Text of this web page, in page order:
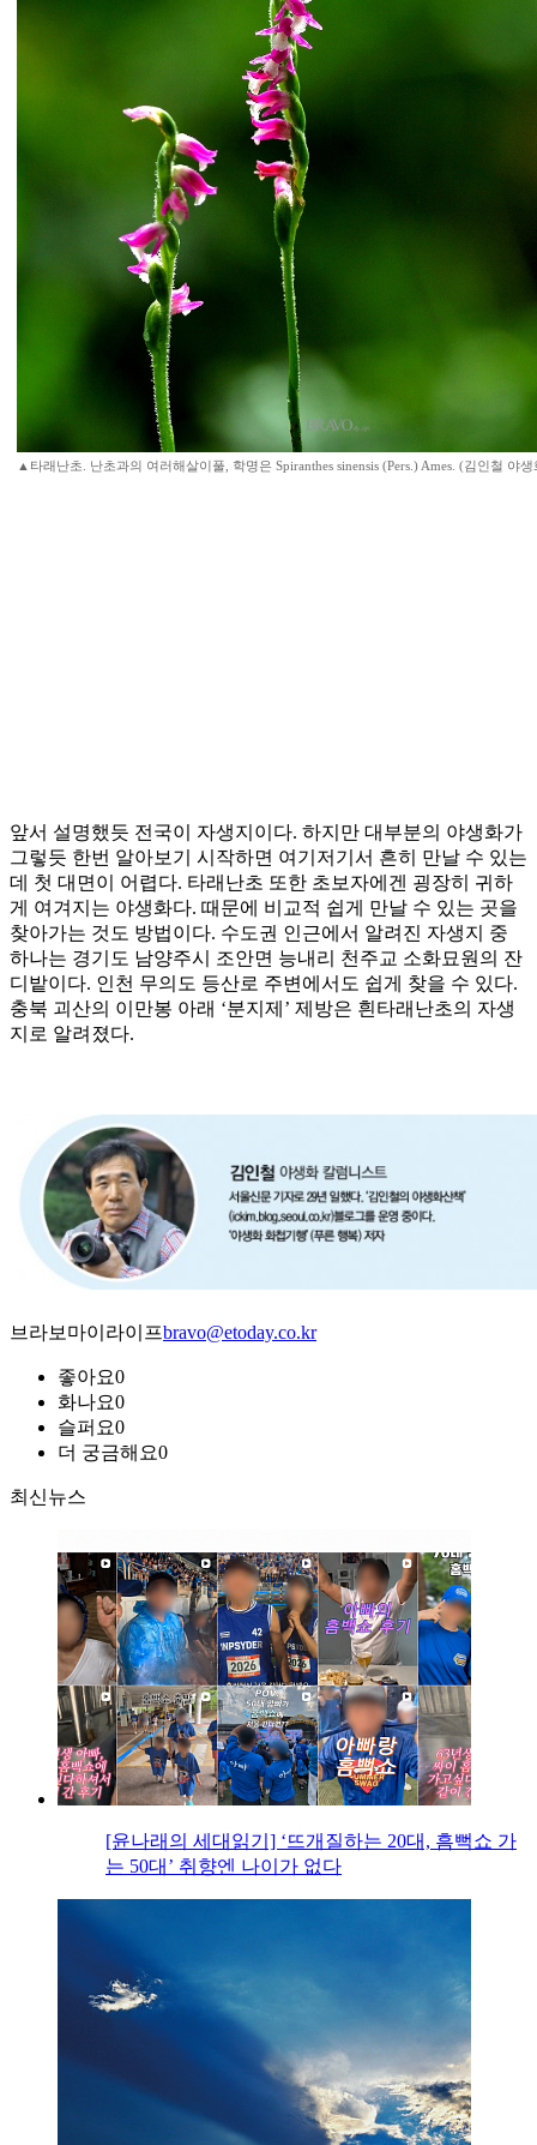
▲타래난초. 난초과의 여러해살이풀, 학명은 Spiranthes sinensis (Pers.) Ames. (김인철 야
앞서 설명했듯 전국이 자생지이다. 하지만 대부분의 야생화가
그렇듯 한번 알아보기 시작하면 여기저기서 흔히 만날 수 있는
데 첫 대면이 어렵다. 타래난초 또한 초보자에겐 굉장히 귀하
게 여겨지는 야생화다. 때문에 비교적 쉽게 만날 수 있는 곳을
찾아가는 것도 방법이다. 수도권 인근에서 알려진 자생지 중
하나는 경기도 남양주시 조안면 능내리 천주교 소화묘원의 잔
디밭이다. 인천 무의도 등산로 주변에서도 쉽게 찾을 수 있다.
충북 괴산의 이만봉 아래 ‘분지제’ 제방은 흰타래난초의 자생
지로 알려졌다.
브라보마이라이프bravo@etoday.co.kr
좋아요0
화나요0
슬퍼요0
더 궁금해요0
최신뉴스
[윤나래의 세대읽기] ‘뜨개질하는 20대, 흠뻑쇼 가
는 50대’ 취향엔 나이가 없다